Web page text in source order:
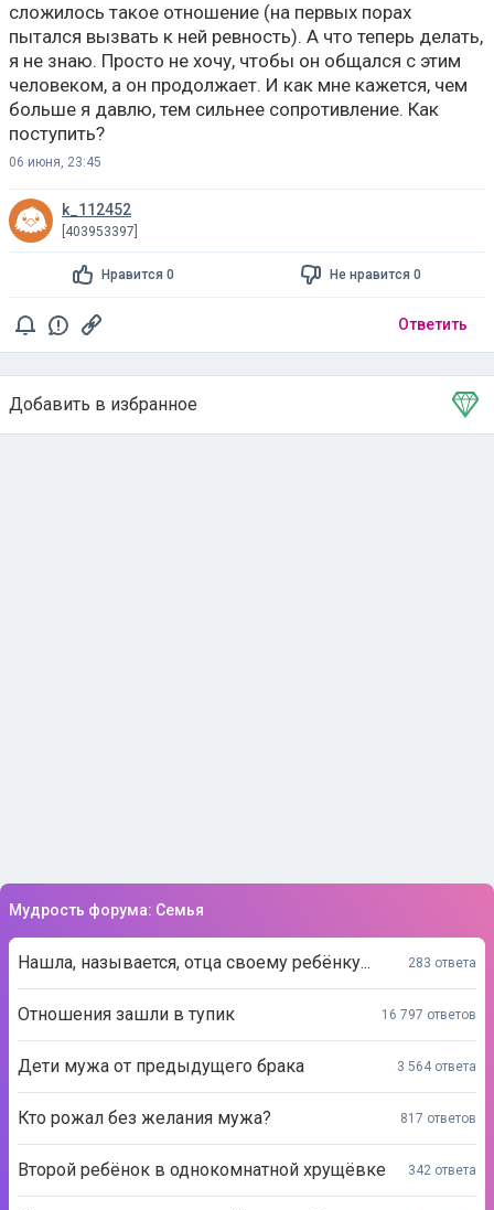
сложилось такое отношение (на первых порах
пытался вызвать к ней ревность). А что теперь делать,
я не знаю. Просто не хочу, чтобы он общался с этим
человеком, а он продолжает. И как мне кажется, чем
больше я давлю, тем сильнее сопротивление. Как
поступить?
06 июня, 23:45
k_112452
[403953397]
Нравится 0 Не нравится 0
Ответить
Добавить в избранное
Тема в избранном
Мудрость форума: Семья
Нашла, называется, отца своему ребёнку... 283 ответа
Отношения зашли в тупик 16 797 ответов
Дети мужа от предыдущего брака 3 564 ответа
Кто рожал без желания мужа? 817 ответов
Второй ребёнок в однокомнатной хрущёвке 342 ответа